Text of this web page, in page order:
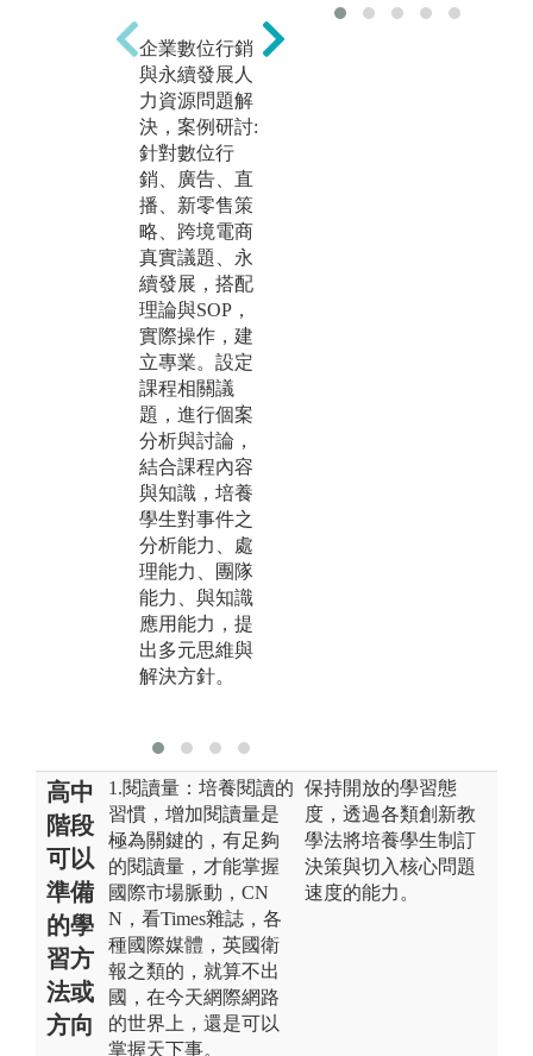
企業數位行銷
與永續發展人
力資源問題解
決，案例研討:
針對數位行
銷、廣告、直
播、新零售策
略、跨境電商
真實議題、永
續發展，搭配
理論與SOP，
實際操作，建
立專業。設定
課程相關議
題，進行個案
分析與討論，
結合課程內容
與知識，培養
學生對事件之
分析能力、處
理能力、團隊
能力、與知識
應用能力，提
出多元思維與
解決方針。
方式，由學生
高中
階段
可以
準備
的學
習方
法或
方向
1.閱讀量：培養閱讀的
習慣，增加閱讀量是
極為關鍵的，有足夠
的閱讀量，才能掌握
國際市場脈動，CN
N，看Times雜誌，各
種國際媒體，英國衛
報之類的，就算不出
國，在今天網際網路
的世界上，還是可以
掌握天下事。
保持開放的學習態
度，透過各類創新教
學法將培養學生制訂
決策與切入核心問題
速度的能力。